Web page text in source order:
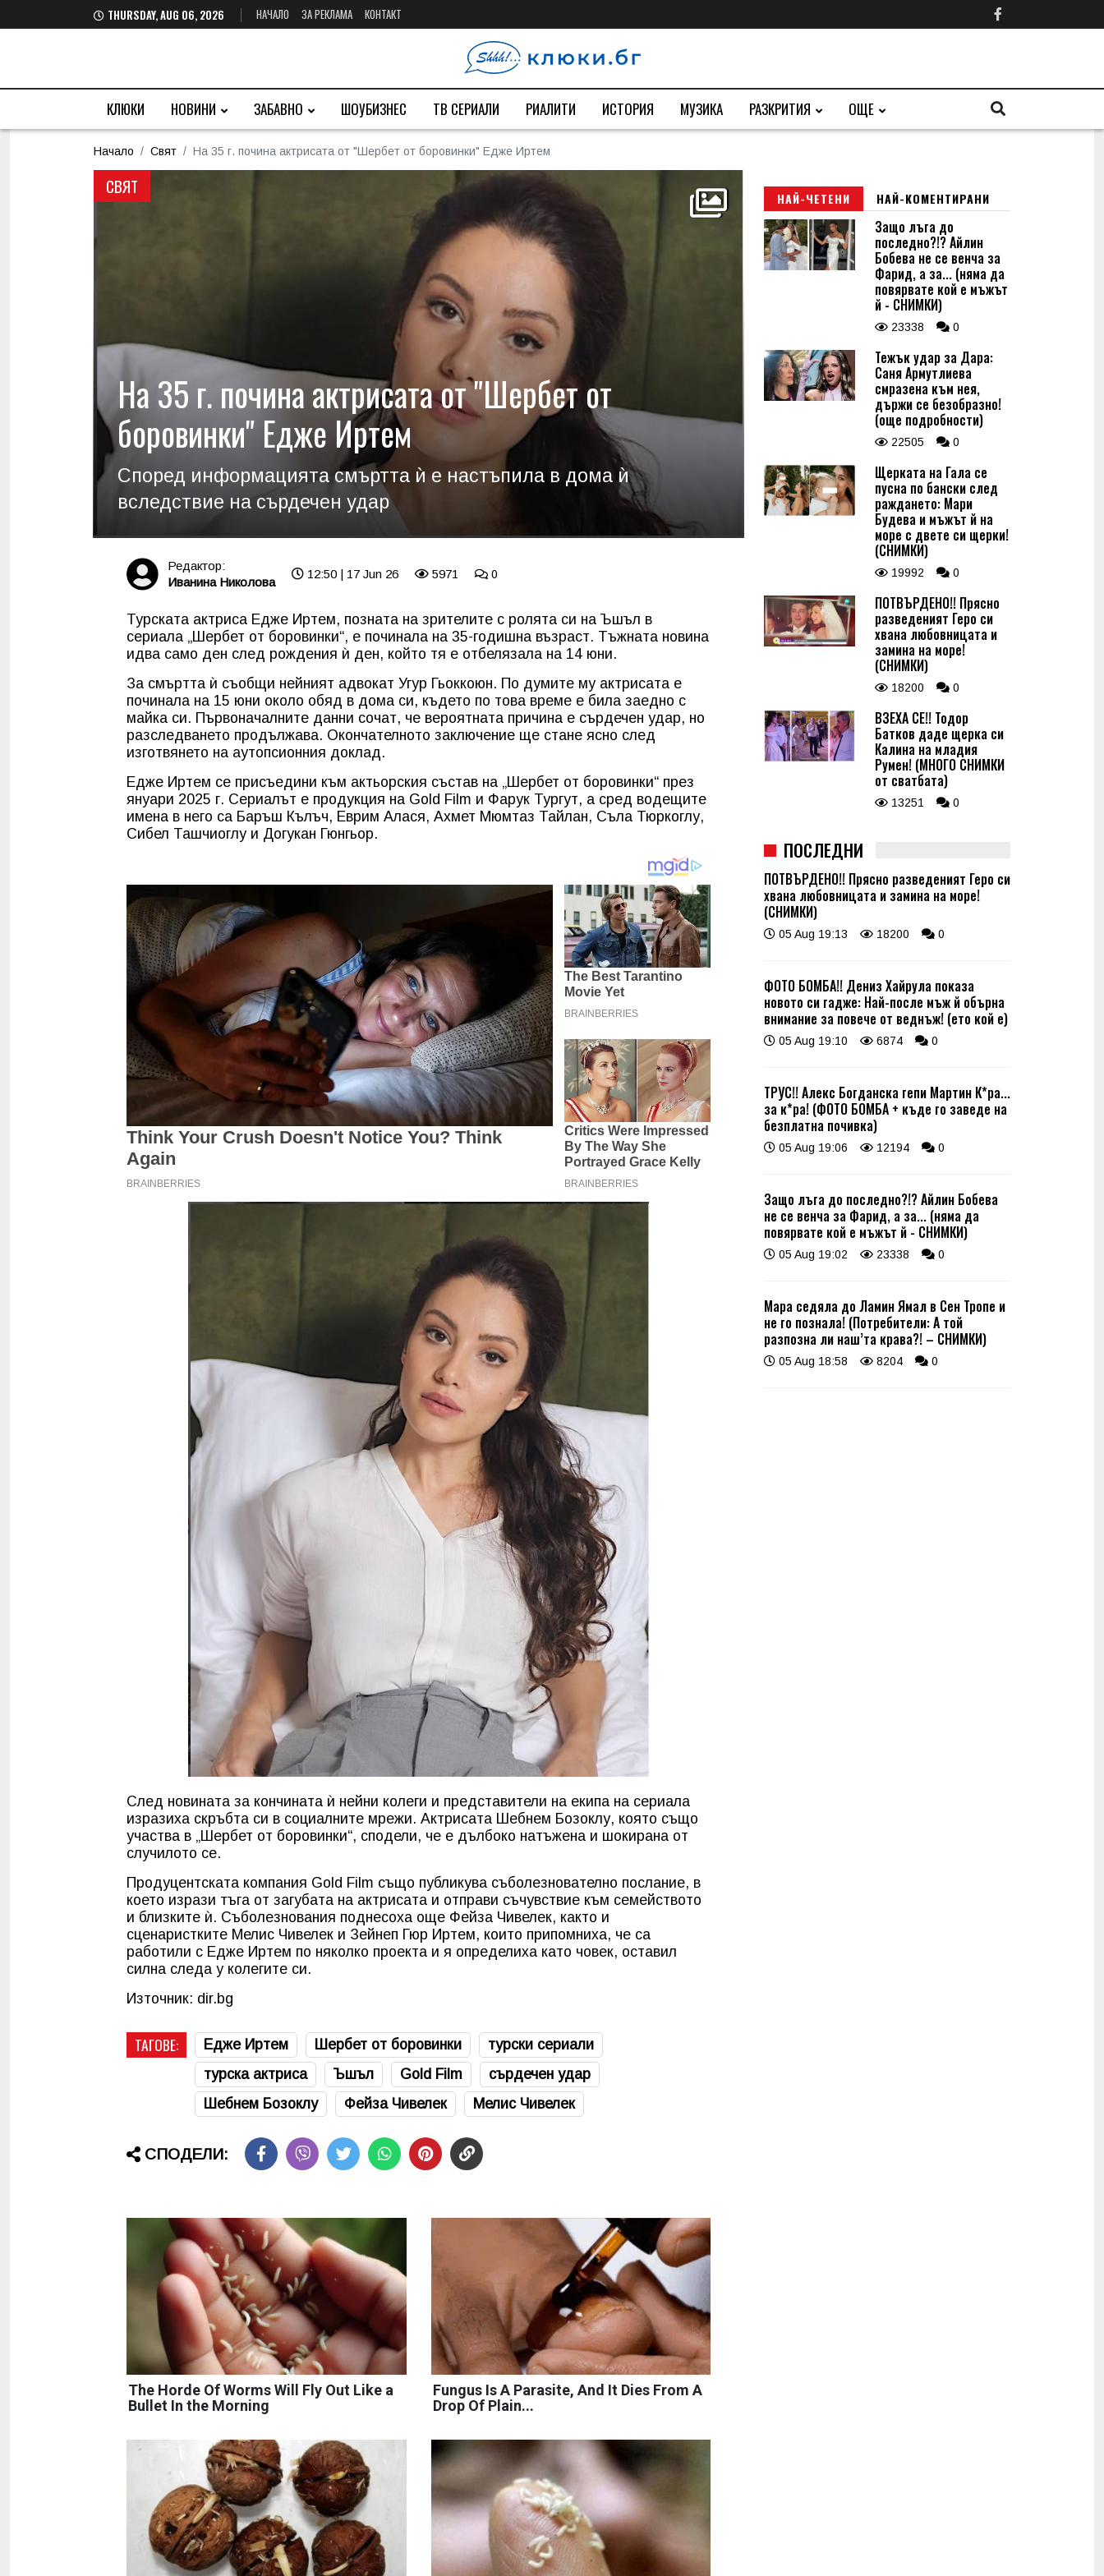
THURSDAY, AUG 06, 2026 НАЧАЛО ЗА РЕКЛАМА КОНТАКТ
КЛЮКИ НОВИНИ ЗАБАВНО ШОУБИЗНЕС ТВ СЕРИАЛИ РИАЛИТИ ИСТОРИЯ МУЗИКА РАЗКРИТИЯ ОЩЕ
Начало Свят На 35 г. почина актрисата от "Шербет от боровинки" Едже Иртем
СВЯТ
На 35 г. почина актрисата от "Шербет от
боровинки" Едже Иртем
Според информацията смъртта ѝ е настъпила в дома ѝ
вследствие на сърдечен удар
Редактор:
Иванина Николова
12:50 | 17 Jun 26 5971 0
Турската актриса Едже Иртем, позната на зрителите с ролята си на Ъшъл в
сериала „Шербет от боровинки“, е починала на 35-годишна възраст. Тъжната новина
идва само ден след рождения ѝ ден, който тя е отбелязала на 14 юни.
За смъртта ѝ съобщи нейният адвокат Угур Гьоккоюн. По думите му актрисата е
починала на 15 юни около обяд в дома си, където по това време е била заедно с
майка си. Първоначалните данни сочат, че вероятната причина е сърдечен удар, но
разследването продължава. Окончателното заключение ще стане ясно след
изготвянето на аутопсионния доклад.
Едже Иртем се присъедини към актьорския състав на „Шербет от боровинки“ през
януари 2025 г. Сериалът е продукция на Gold Film и Фарук Тургут, а сред водещите
имена в него са Баръш Кълъч, Еврим Алася, Ахмет Мюмтаз Тайлан, Съла Тюркоглу,
Сибел Ташчиоглу и Догукан Гюнгьор.
След новината за кончината ѝ нейни колеги и представители на екипа на сериала
изразиха скръбта си в социалните мрежи. Актрисата Шебнем Бозоклу, която също
участва в „Шербет от боровинки“, сподели, че е дълбоко натъжена и шокирана от
случилото се.
Продуцентската компания Gold Film също публикува съболезнователно послание, в
което изрази тъга от загубата на актрисата и отправи съчувствие към семейството
и близките ѝ. Съболезнования поднесоха още Фейза Чивелек, както и
сценаристките Мелис Чивелек и Зейнеп Гюр Иртем, които припомниха, че са
работили с Едже Иртем по няколко проекта и я определиха като човек, оставил
силна следа у колегите си.
Източник: dir.bg
ТАГОВЕ: Едже Иртем Шербет от боровинки
турски сериали
турска актриса
Ъшъл Gold Film
сърдечен удар
Шебнем Бозоклу
Фейза Чивелек Мелис Чивелек
СПОДЕЛИ:
The Horde Of Worms Will Fly Out Like a
Bullet In the Morning
Fungus Is A Parasite, And It Dies From A
Drop Of Plain...
НАЙ-ЧЕТЕНИ НАЙ-КОМЕНТИРАНИ
Защо лъга до
последно?!? Айлин
Бобева не се венча за
Фарид, а за... (няма да
повярвате кой е мъжът
й - СНИМКИ)
23338 0
Тежък удар за Дара:
Саня Армутлиева
смразена към нея,
държи се безобразно!
(още подробности)
22505 0
Щерката на Гала се
пусна по бански след
раждането: Мари
Будева и мъжът й на
море с двете си щерки!
(СНИМКИ)
19992 0
ПОТВЪРДЕНО!! Прясно
разведеният Геро си
хвана любовницата и
замина на море!
(СНИМКИ)
18200 0
ВЗЕХА СЕ!! Тодор
Батков даде щерка си
Калина на младия
Румен! (МНОГО СНИМКИ
от сватбата)
13251 0
ПОСЛЕДНИ
ПОТВЪРДЕНО!! Прясно разведеният Геро си
хвана любовницата и замина на море!
(СНИМКИ)
05 Aug 19:13 18200 0
ФОТО БОМБА!! Дениз Хайрула показа
новото си гадже: Най-после мъж й обърна
внимание за повече от веднъж! (ето кой е)
05 Aug 19:10 6874 0
ТРУС!! Алекс Богданска гепи Мартин К*ра...
за к*ра! (ФОТО БОМБА + къде го заведе на
безплатна почивка)
05 Aug 19:06 12194 0
Защо лъга до последно?!? Айлин Бобева
не се венча за Фарид, а за... (няма да
повярвате кой е мъжът й - СНИМКИ)
05 Aug 19:02 23338 0
Мара седяла до Ламин Ямал в Сен Тропе и
не го познала! (Потребители: А той
разпозна ли наш’та крава?! – СНИМКИ)
05 Aug 18:58 8204 0